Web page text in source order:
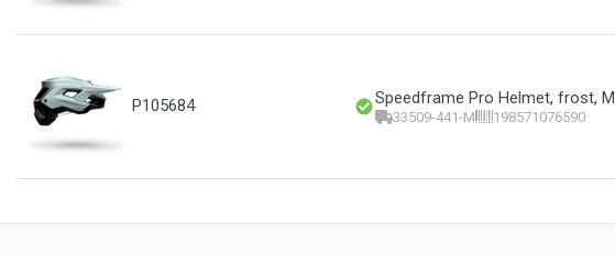
P105684 Speedframe Pro Helmet, frost, M
33509-441-M 198571076590